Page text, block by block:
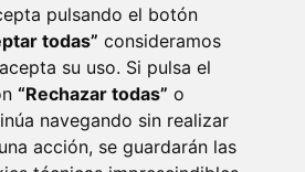
pulsando el botón
todas” consideramos
su uso. Si pulsa el
“Rechazar todas” o
navegando sin realizar
acción, se guardarán las
LEGAL
DE DATOS
DE COOKIES
ENLACE EXTERNO AL